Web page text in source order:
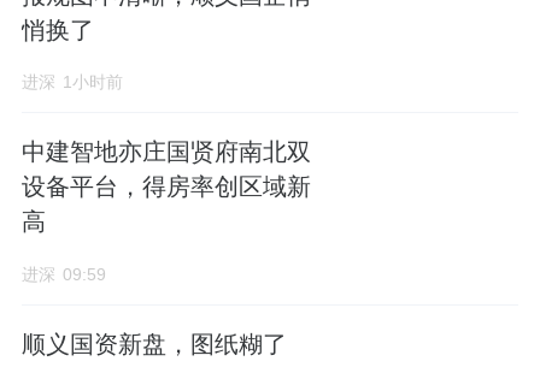
了。后面，还有3、4、5栋等着推。
颐安乐城三期，此前还被迫戴上过“背刺”的帽
原因是，价格降了不少，加上三期价格大差不
差，还做了不少升级。
但即便如此，三期还有个不足，也是整个颐安
悄换了
进深 1小时前
中建智地亦庄国贤府南北双
设备平台，得房率创区域新
高
进深 09:59
顺义国资新盘，图纸糊了